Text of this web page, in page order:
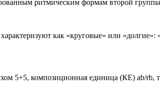
ритмическим формам второй
как «круговые» или
5+5, композиционная единица (КЕ) ab/